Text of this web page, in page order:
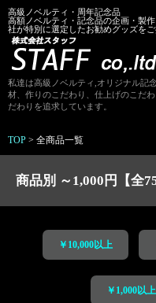
高級ノベルティ・周年記念品
高額ノベルティ・記念品の企画・製
社が特別に選定したお勧めグッズをご
私達は高級ノベルティ,オリジナル記
材、作りのこだわり、仕上げのこだ
だわりを追求しています。
TOP > 全商品一覧
商品別 ～1,000円【全75
￥10,000以上
￥1,000以上